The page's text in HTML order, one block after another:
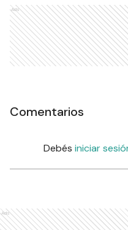
Ads
Comentarios
Debés iniciar
Ads